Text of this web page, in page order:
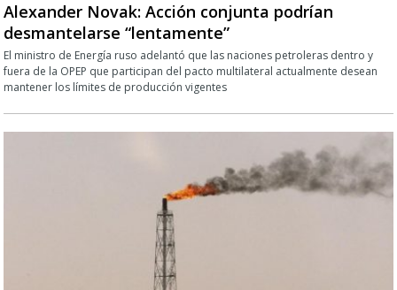
Alexander Novak: Acción conjunta podrían
desmantelarse “lentamente”
El ministro de Energía ruso adelantó que las naciones petroleras dentro y
fuera de la OPEP que participan del pacto multilateral actualmente desean
mantener los límites de producción vigentes